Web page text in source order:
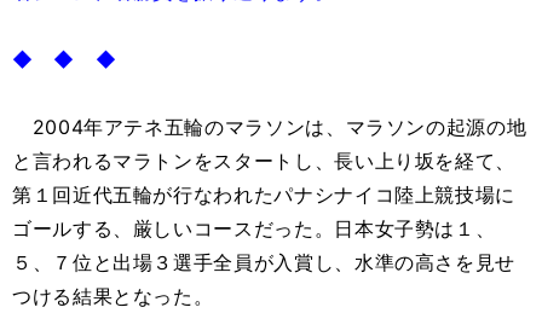
◆ ◆ ◆
2004年アテネ五輪のマラソンは、マラソンの起源の地
と言われるマラトンをスタートし、長い上り坂を経て、
第１回近代五輪が行なわれたパナシナイコ陸上競技場に
ゴールする、厳しいコースだった。日本女子勢は１、
５、７位と出場３選手全員が入賞し、水準の高さを見せ
つける結果となった。